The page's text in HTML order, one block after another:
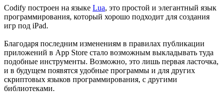
Codify построен на языке Lua, это простой и элегантный язык
программирования, который хорошо подходит для создания
игр под iPad.
Благодаря последним изменениям в правилах публикации
приложений в App Store стало возможным выкладывать туда
подобные инструменты. Возможно, это лишь первая ласточка,
и в будущем появятся удобные программы и для других
скриптовых языков программирования, с другими
библиотеками.